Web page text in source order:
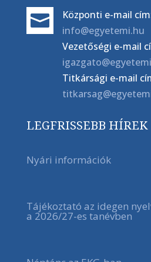

Központi e-mail
info@egyetemi.hu
Vezetőségi e-mail
Titkársági e-mail
LEGFRISSEBB HÍREK
Nyári információk
Tájékoztató az idegen
a 2026/27-es tanévben